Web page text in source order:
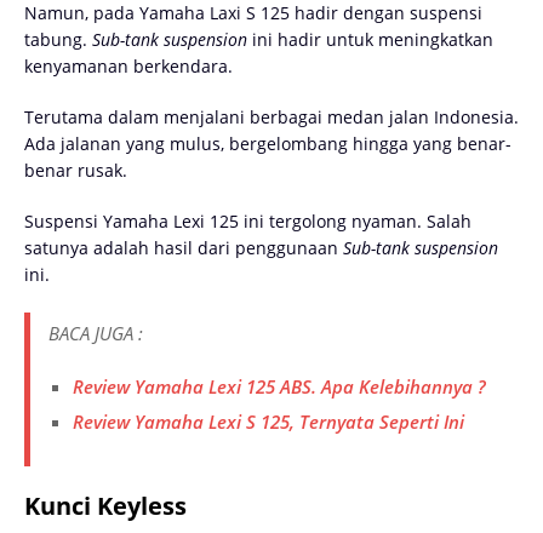
Namun, pada Yamaha Laxi S 125 hadir dengan suspensi
tabung. Sub-tank suspension ini hadir untuk meningkatkan
kenyamanan berkendara.
Terutama dalam menjalani berbagai medan jalan Indonesia.
Ada jalanan yang mulus, bergelombang hingga yang benar-
benar rusak.
Suspensi Yamaha Lexi 125 ini tergolong nyaman. Salah
satunya adalah hasil dari penggunaan Sub-tank suspension
ini.
BACA JUGA :
Review Yamaha Lexi 125 ABS. Apa Kelebihannya ?
Review Yamaha Lexi S 125, Ternyata Seperti Ini
Kunci Keyless